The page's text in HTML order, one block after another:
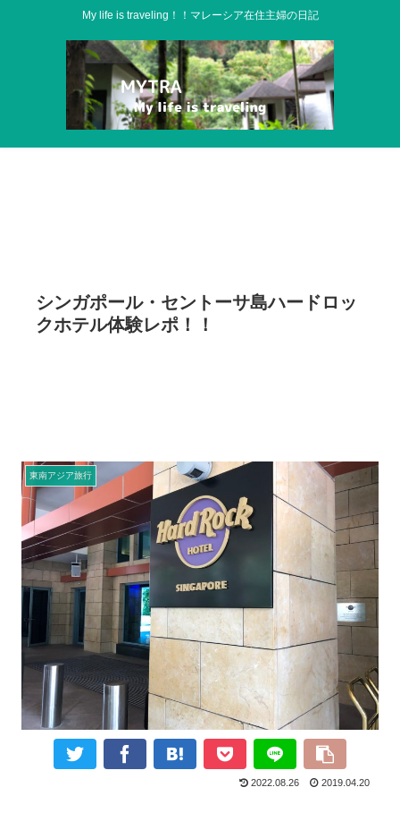
My life is traveling！！マレーシア在住主婦の日記
シンガポール・セントーサ島ハードロッ
クホテル体験レポ！！
東南アジア旅行
2022.08.26 2019.04.20